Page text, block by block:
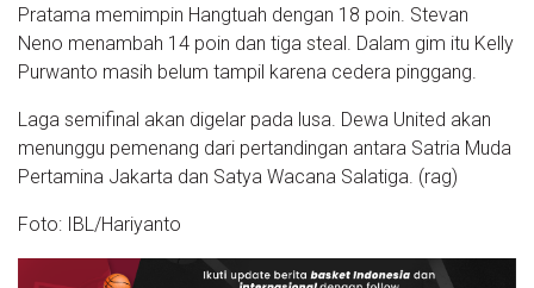
Pratama memimpin Hangtuah dengan 18 poin. Stevan
Neno menambah 14 poin dan tiga steal. Dalam gim itu Kelly
Purwanto masih belum tampil karena cedera pinggang.
Laga semifinal akan digelar pada lusa. Dewa United akan
menunggu pemenang dari pertandingan antara Satria Muda
Pertamina Jakarta dan Satya Wacana Salatiga. (rag)
Foto: IBL/Hariyanto